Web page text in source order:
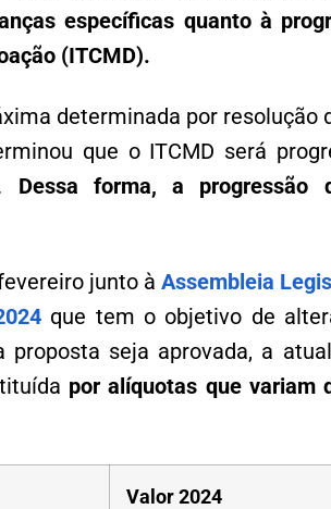
específicas quanto à
(ITCMD).
determinada por resolução
que o ITCMD será
Dessa forma, a progressão
junto àAssembleia
que tem o objetivo de
proposta seja aprovada, a
por alíquotas que variam
Valor 2024